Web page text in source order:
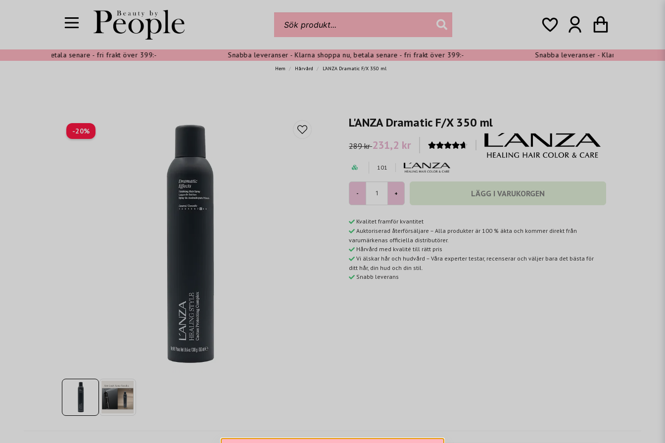
nu, betala senare - fri frakt över 399:- Snabba leveranser - Klarna shoppa nu, betala senare - fri frakt över 399:- Snabba leveranser - Klarna shoppa nu,
Hem Hårvård L'ANZA Dramatic F/X 350 ml
-20%
L'ANZA Dramatic F/X 350 ml
289 kr231,2 kr
101
- + LÄGG I VARUKORGEN
Kvalitet framför kvantitet
Auktoriserad återförsäljare – Alla produkter är 100 % äkta och kommer direkt från
varumärkenas officiella distributörer.
Hårvård med kvalité till rätt pris
Vi älskar hår och hudvård – Våra experter testar, recenserar och väljer bara det bästa för
ditt hår, din hud och din stil.
Snabb leverans